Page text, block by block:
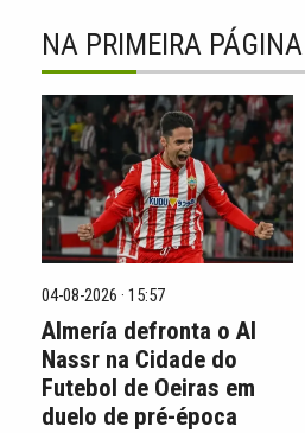
NA PRIMEIRA PÁGINA
04-08-2026 · 15:57
Almería defronta o Al
Nassr na Cidade do
Futebol de Oeiras em
duelo de pré-época